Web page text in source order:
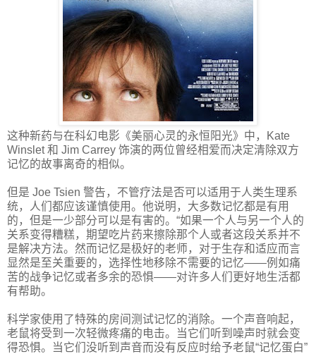
这种新药与在科幻电影《美丽心灵的永恒阳光》中，Kate
Winslet 和 Jim Carrey 饰演的两位曾经相爱而决定清除双方
记忆的故事离奇的相似。
但是 Joe Tsien 警告，不管疗法是否可以适用于人类生理系
统，人们都应该谨慎使用。他说明，大多数记忆都是有用
的，但是一少部分可以是有害的。“如果一个人与另一个人的
关系变得糟糕，期望吃片药来擦除那个人或者这段关系并不
是解决方法。然而记忆是极好的老师，对于生存和适应而言
显然是至关重要的，选择性地移除不需要的记忆——例如痛
苦的战争记忆或者多余的恐惧——对许多人们更好地生活都
有帮助。
科学家使用了特殊的房间测试记忆的消除。一个声音响起，
老鼠将受到一次轻微疼痛的电击。当它们听到噪声时就会变
得恐惧。当它们没听到声音而没有反应时给予老鼠“记忆蛋白”